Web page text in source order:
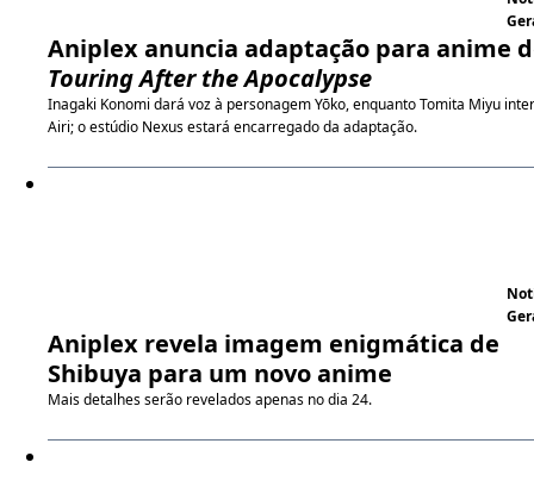
Aniplex anuncia adaptação para anime
Touring After the Apocalypse
Inagaki Konomi dará voz à personagem Yōko, enquanto Tomita Miyu
Airi; o estúdio Nexus estará encarregado da adaptação.
Aniplex revela imagem enigmática de
Shibuya para um novo anime
Mais detalhes serão revelados apenas no dia 24.